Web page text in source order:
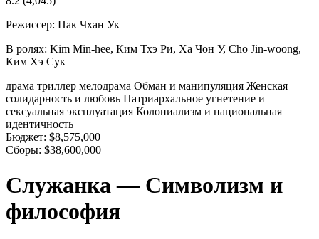
Режиссер: Пак Чхан Ук
В ролях: Kim Min-hee, Ким Тхэ Ри, Ха Чон У, Cho Jin-woong,
Ким Хэ Сук
драма триллер мелодрама Обман и манипуляция Женская
солидарность и любовь Патриархальное угнетение и
сексуальная эксплуатация Колониализм и национальная
идентичность
Бюджет: $8,575,000
Сборы: $38,600,000
Служанка — Символизм и
философия